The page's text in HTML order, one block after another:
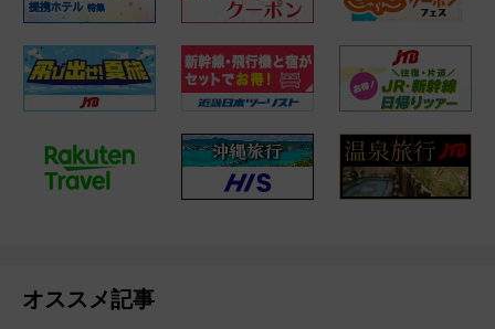
オススメ記事